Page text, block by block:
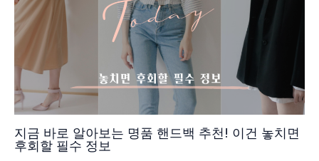
지금 바로 알아보는 명품 핸드백 추천! 이건 놓치면
후회할 필수 정보